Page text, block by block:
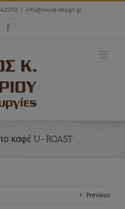
| info@wood-design.gr
καφέ U-ROAST
Previous